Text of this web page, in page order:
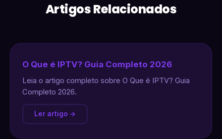
Artigos Relacionados
O Que é IPTV? Guia Completo 2026
Leia o artigo completo sobre O Que é IPTV? Guia
Completo 2026.
Ler artigo →